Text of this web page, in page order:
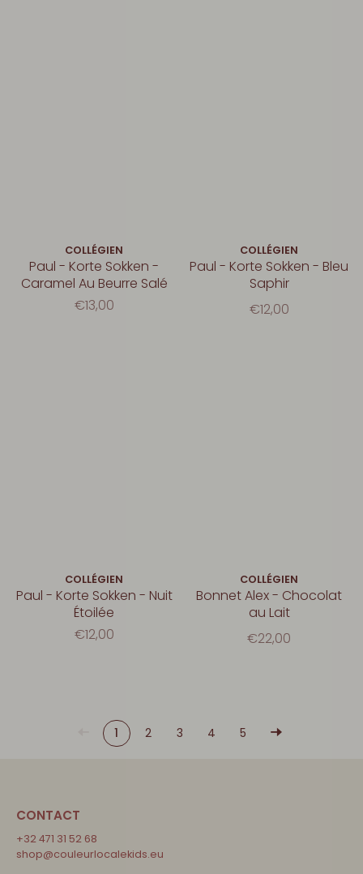
COLLÉGIEN
Paul - Korte Sokken -
Caramel Au Beurre Salé
€13,00
COLLÉGIEN
Paul - Korte Sokken - Bleu
Saphir
€12,00
COLLÉGIEN
Paul - Korte Sokken - Nuit
Étoilée
€12,00
COLLÉGIEN
Bonnet Alex - Chocolat
au Lait
€22,00
1 2 3 4 5
CONTACT
+32 471 31 52 68
shop@couleurlocalekids.eu